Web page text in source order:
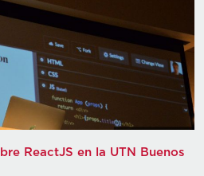
ReactJS en la UTN Buenos